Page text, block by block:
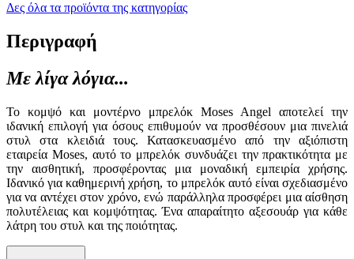
Δες όλα τα προϊόντα της κατηγορίας
Περιγραφή
Με λίγα λόγια...
Το κομψό και μοντέρνο μπρελόκ Moses Angel αποτελεί την
ιδανική επιλογή για όσους επιθυμούν να προσθέσουν μια πινελιά
στυλ στα κλειδιά τους. Κατασκευασμένο από την αξιόπιστη
εταιρεία Moses, αυτό το μπρελόκ συνδυάζει την πρακτικότητα με
την αισθητική, προσφέροντας μια μοναδική εμπειρία χρήσης.
Ιδανικό για καθημερινή χρήση, το μπρελόκ αυτό είναι σχεδιασμένο
για να αντέχει στον χρόνο, ενώ παράλληλα προσφέρει μια αίσθηση
πολυτέλειας και κομψότητας. Ένα απαραίτητο αξεσουάρ για κάθε
λάτρη του στυλ και της ποιότητας.